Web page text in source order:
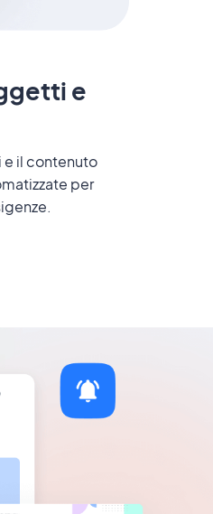
e
il contenuto
per